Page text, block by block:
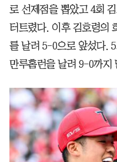
로 선제점을 뽑았고 4회
터트렸다. 이후 김호령의
를 날려 5-0으로 앞섰다.
만루홈런을 날려 9-0까